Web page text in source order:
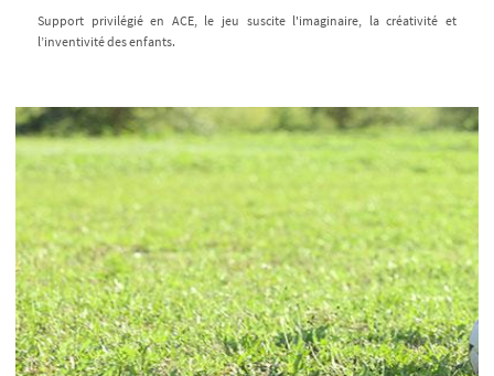
Support privilégié en ACE, le jeu suscite l'imaginaire, la créativité et
l’inventivité des enfants.